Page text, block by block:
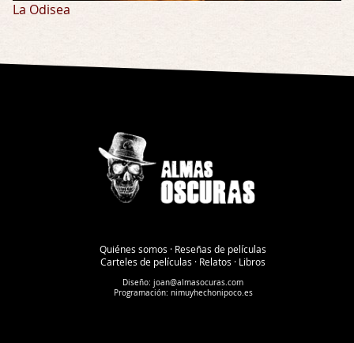
La Odisea
Quiénes somos · Reseñas de películas
Carteles de películas · Relatos · Libros
Diseño:joan@almasocuras.com
Programación: nimuyhechonipoco.es